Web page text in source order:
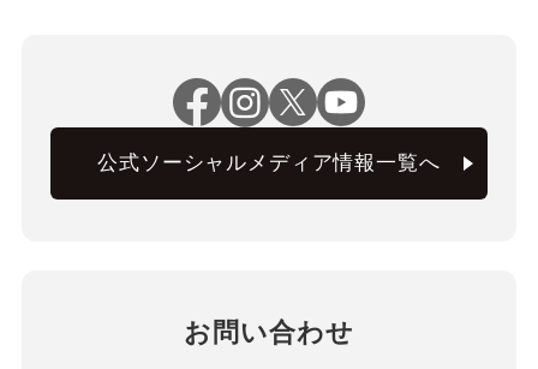
公式ソーシャルメディア情報一覧へ
お問い合わせ